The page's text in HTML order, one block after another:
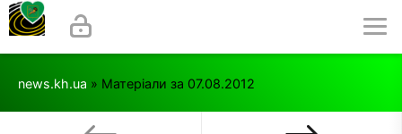
news.kh.ua » Матеріали за 07.08.2012